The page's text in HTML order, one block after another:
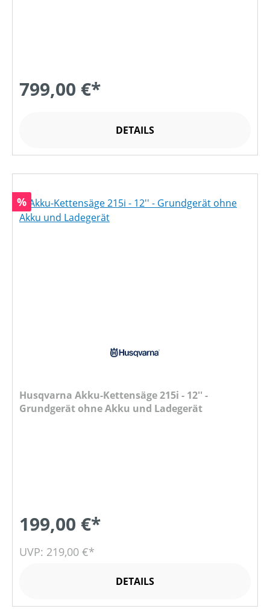
799,00 €*
DETAILS
Rabatt
%
Husqvarna Akku-Kettensäge 215i - 12'' -
Grundgerät ohne Akku und Ladegerät
199,00 €*
UVP: 219,00 €*
DETAILS